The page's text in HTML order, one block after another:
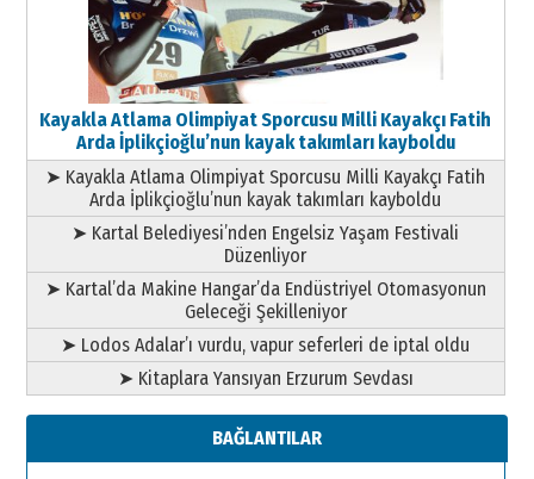
Kayakla Atlama Olimpiyat Sporcusu Milli Kayakçı Fatih
Arda İplikçioğlu’nun kayak takımları kayboldu
➤ Kayakla Atlama Olimpiyat Sporcusu Milli Kayakçı Fatih
Arda İplikçioğlu’nun kayak takımları kayboldu
➤ Kartal Belediyesi’nden Engelsiz Yaşam Festivali
Düzenliyor
➤ Kartal’da Makine Hangar’da Endüstriyel Otomasyonun
Geleceği Şekilleniyor
➤ Lodos Adalar’ı vurdu, vapur seferleri de iptal oldu
➤ Kitaplara Yansıyan Erzurum Sevdası
BAĞLANTILAR